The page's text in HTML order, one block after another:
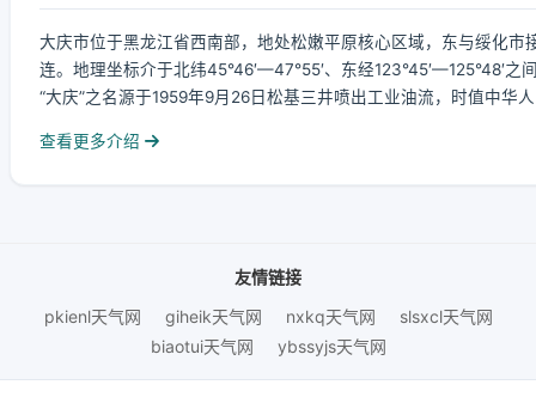
大庆市位于黑龙江省西南部，地处松嫩平原核心区域，东与绥化
连。地理坐标介于北纬45°46′—47°55′、东经123°45′—125°48′之
“大庆”之名源于1959年9月26日松基三井喷出工业油流，时值中华
查看更多介绍
友情链接
pkienl天气网
giheik天气网 nxkq天气网
slsxcl天气网
biaotui天气网
ybssyjs天气网